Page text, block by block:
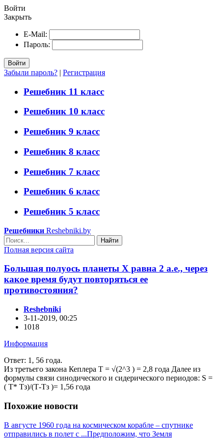
Войти
Закрыть
E-Mail:
Пароль:
Войти
Забыли пароль? | Регистрация
Решебник 11 класс
Решебник 10 класс
Решебник 9 класс
Решебник 8 класс
Решебник 7 класс
Решебник 6 класс
Решебник 5 класс
Решебники Reshebniki.by
Найти
Полная версия сайта
Большая полуось планеты Х равна 2 а.е., через
какое время будут повторяться ее
противостояния?
Reshebniki
3-11-2019, 00:25
1018
Информация
Ответ: 1, 56 года.
Из третьего закона Кеплера Т = √(2^3 ) = 2,8 года Далее из
формулы связи синодического и сидерического периодов: S =
( Т* Тз)/(Т-Тз )= 1,56 года
Похожие новости
В августе 1960 года на космическом корабле – спутнике
отправились в полет с ...Предположим, что Земля